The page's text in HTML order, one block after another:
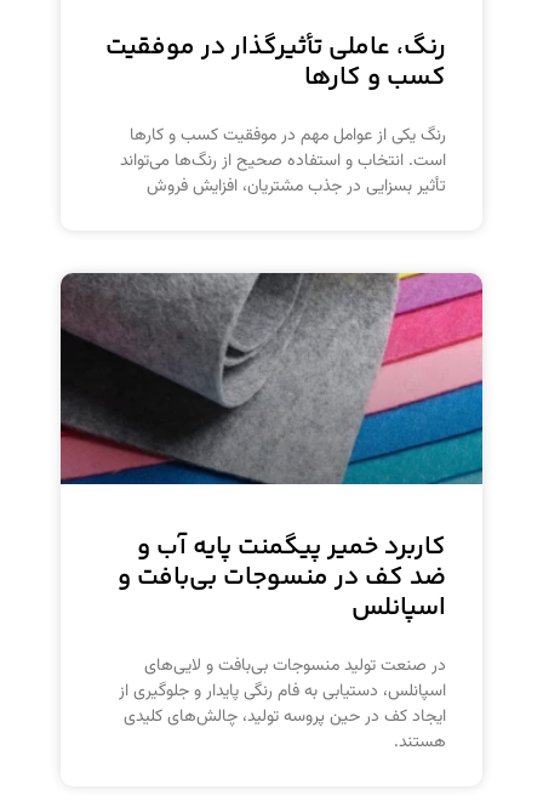
رنگ، عاملی تأثیرگذار در موفقیت
کسب و کارها
رنگ یکی از عوامل مهم در موفقیت کسب و کارها
است. انتخاب و استفاده صحیح از رنگ‌ها می‌تواند
تأثیر بسزایی در جذب مشتریان، افزایش فروش
کاربرد خمیر پیگمنت پایه آب و
ضد کف در منسوجات بی‌بافت و
اسپانلس
در صنعت تولید منسوجات بی‌بافت و لایی‌های
اسپانلس، دستیابی به فام رنگی پایدار و جلوگیری از
ایجاد کف در حین پروسه تولید، چالش‌های کلیدی
هستند.